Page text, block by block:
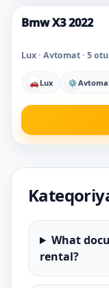
Super qiymət
Bmw X3 2022
Lux · Avtomat · 5
🚗 Lux ⚙
What
rental?